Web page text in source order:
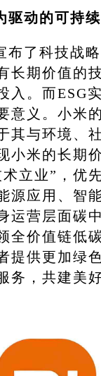
驱动的可持
布了科技战
长期价值的
入。而ESG
意义。小米
其与环境、
小米的长期
立业”，优
源应用、智
运营层面碳
全价值链低
提供更加绿
务，共建美